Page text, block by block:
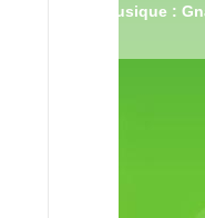
Musique :